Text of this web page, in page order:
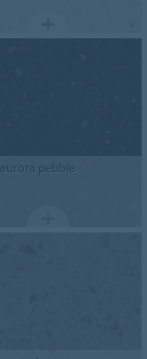
aurora pebble